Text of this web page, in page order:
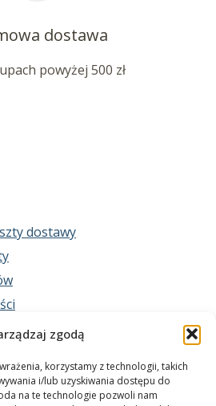
zgodą
korzystamy z technologii, takich
i/lub uzyskiwania dostępu do
na te technologie pozwoli nam
dostawa
powyżej 500 zł
dostawy